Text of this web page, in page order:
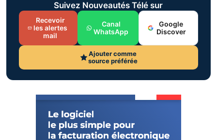
Suivez Nouveautés Télé sur
Recevoir
les alertes
mail
Canal
WhatsApp
Google
Discover
Ajouter comme
source préférée